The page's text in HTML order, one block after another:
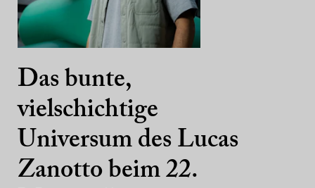
Das bunte,
vielschichtige
Universum des Lucas
Zanotto beim 22.